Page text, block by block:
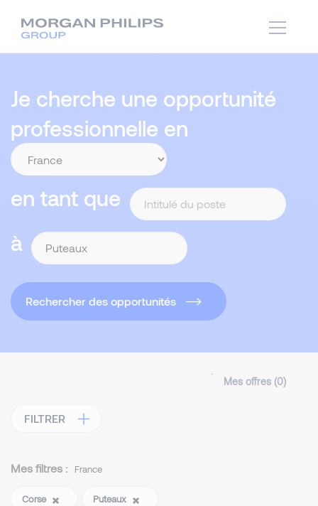
Je cherche une opportunité
professionnelle en
en tant que
à
Rechercher des opportunités
Mes offres (0)
FILTRER
Mes filtres : France
Corse
Puteaux